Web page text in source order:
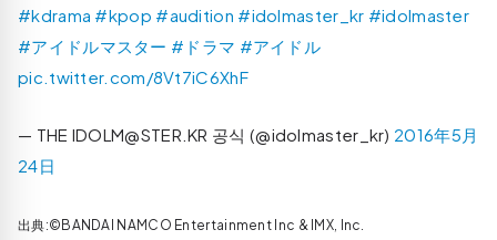
#kdrama #kpop #audition #idolmaster_kr #idolmaster
#アイドルマスター #ドラマ #アイドル
pic.twitter.com/8Vt7iC6XhF
— THE IDOLM@STER.KR 공식 (@idolmaster_kr) 2016年5月
24日
出典:©BANDAI NAMCO Entertainment Inc & IMX, Inc.